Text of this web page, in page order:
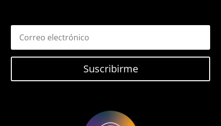
Suscribirme